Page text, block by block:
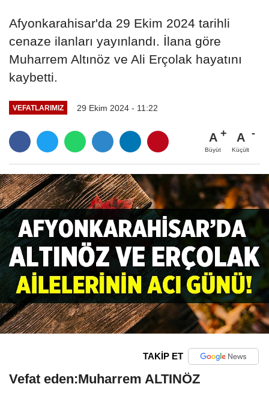
Afyonkarahisar'da 29 Ekim 2024 tarihli
cenaze ilanları yayınlandı. İlana göre
Muharrem Altınöz ve Ali Erçolak hayatını
kaybetti.
VEFATLARIMIZ 29 Ekim 2024 - 11:22
A
Büyüt
A
Küçült
TAKİP ET
Vefat eden:Muharrem ALTINÖZ